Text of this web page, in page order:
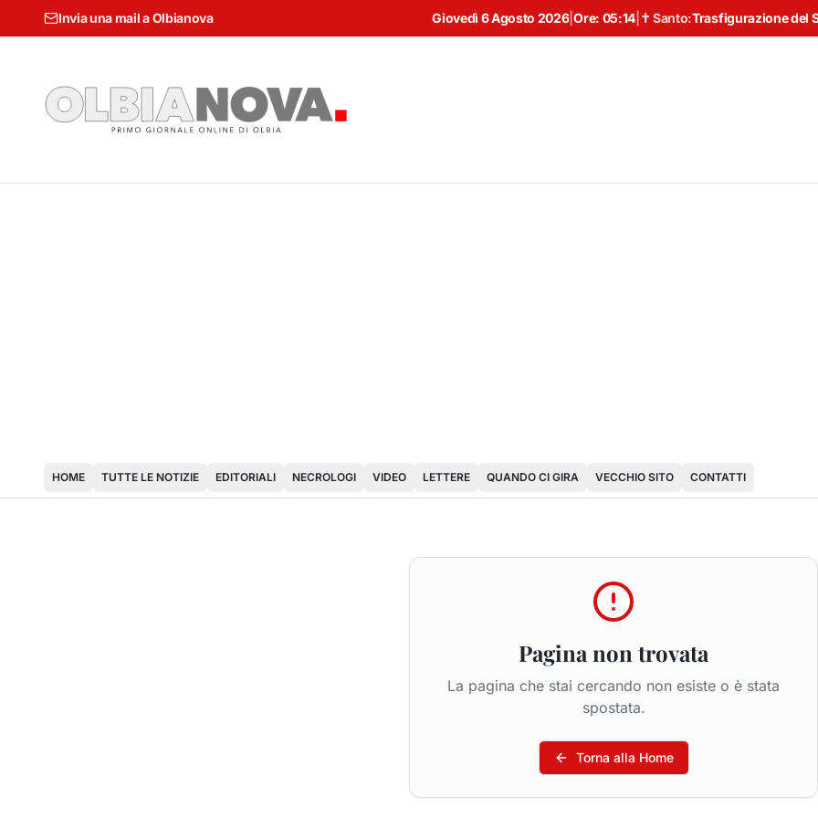
Invia una mail a Olbianova Giovedì 6 Agosto 2026 |Ore: 05:14| ✝ Santo:Trasfigurazione del
HOME TUTTE LE NOTIZIE EDITORIALI NECROLOGI VIDEO LETTERE QUANDO CI GIRA VECCHIO SITO CONTATTI
Pagina non trovata
La pagina che stai cercando non esiste o è stata
spostata.
Torna alla Home